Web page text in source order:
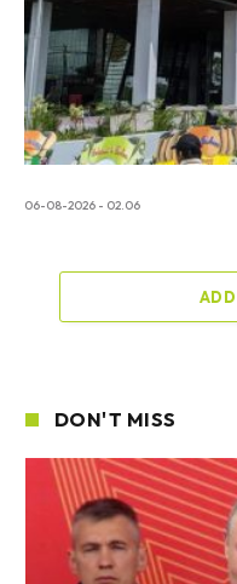
06-08-2026 - 02.06
DON'T MISS